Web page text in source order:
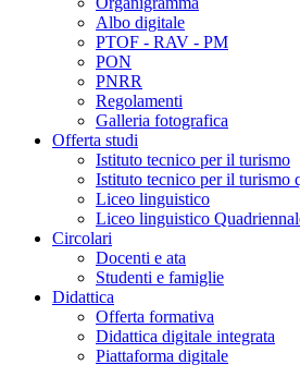
Albo digitale
PTOF - RAV - PM
PON
PNRR
Regolamenti
Galleria fotografica
Offerta studi
Istituto tecnico per il turismo
Istituto tecnico per il turismo
Liceo linguistico
Liceo linguistico
Circolari
Docenti e ata
Studenti e famiglie
Didattica
Offerta formativa
Didattica digitale integrata
Piattaforma digitale